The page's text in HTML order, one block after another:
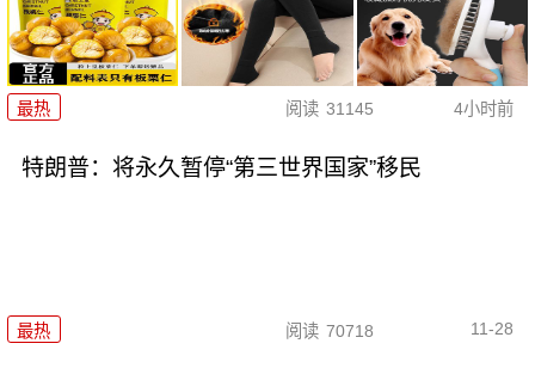
最热 阅读 31145 4小时前
特朗普：将永久暂停“第三世界国家”移民
最热 阅读 70718 11-28